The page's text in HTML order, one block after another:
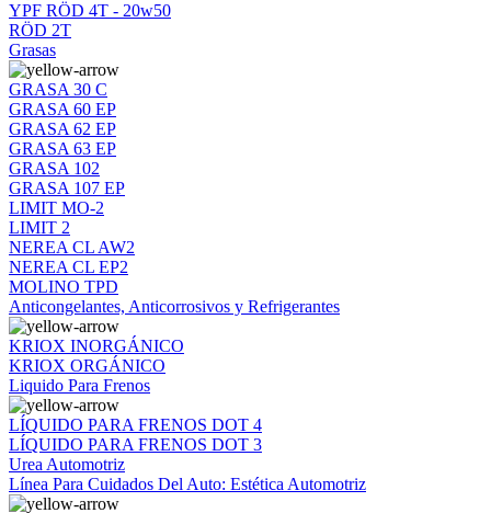
YPF RÖD 4T - 20w50
RÖD 2T
Grasas
GRASA 30 C
GRASA 60 EP
GRASA 62 EP
GRASA 63 EP
GRASA 102
GRASA 107 EP
LIMIT MO-2
LIMIT 2
NEREA CL AW2
NEREA CL EP2
MOLINO TPD
Anticongelantes, Anticorrosivos y Refrigerantes
KRIOX INORGÁNICO
KRIOX ORGÁNICO
Liquido Para Frenos
LÍQUIDO PARA FRENOS DOT 4
LÍQUIDO PARA FRENOS DOT 3
Urea Automotriz
Línea Para Cuidados Del Auto: Estética Automotriz